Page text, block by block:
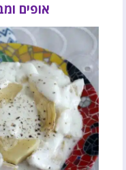
אופים